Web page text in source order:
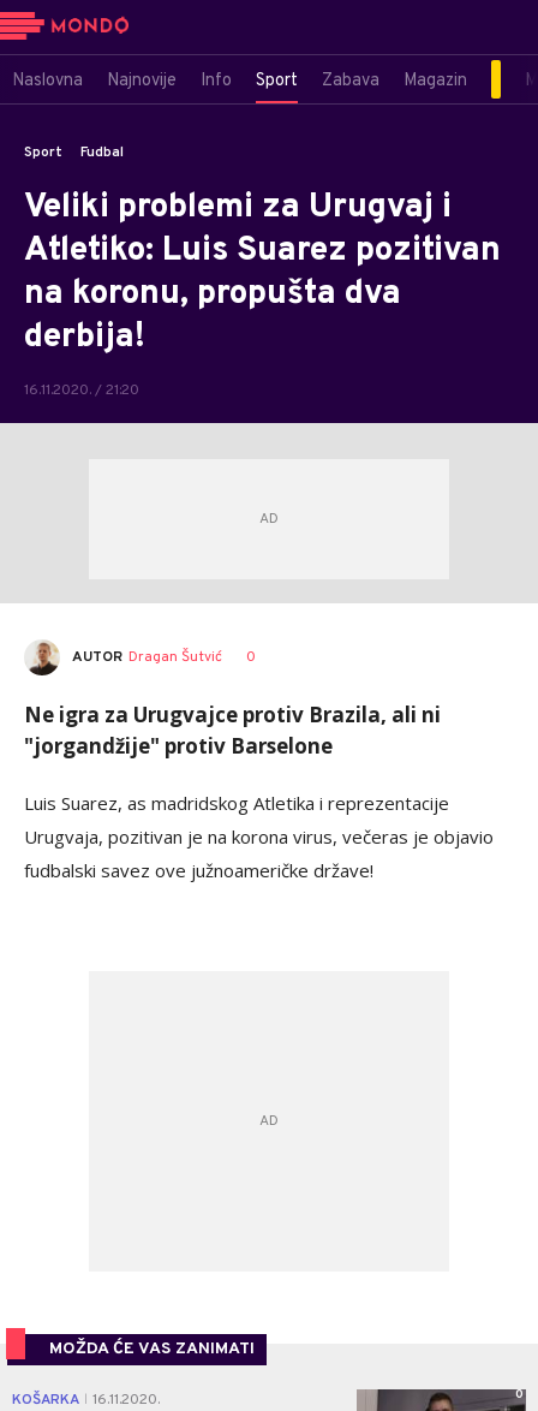
Naslovna Najnovije Info Sport Zabava Magazin
Sport Fudbal
Veliki problemi za Urugvaj i
Atletiko: Luis Suarez pozitivan
na koronu, propušta dva
derbija!
16.11.2020. / 21:20
AUTOR Dragan Šutvić 0
Ne igra za Urugvajce protiv Brazila, ali ni
"jorgandžije" protiv Barselone
Luis Suarez, as madridskog Atletika i reprezentacije
Urugvaja, pozitivan je na korona virus, večeras je objavio
fudbalski savez ove južnoameričke države!
MOŽDA ĆE VAS ZANIMATI
KOŠARKA 16.11.2020. 0